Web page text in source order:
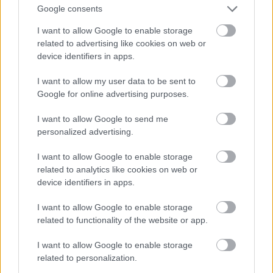
Google consents
I want to allow Google to enable storage
related to advertising like cookies on web or
device identifiers in apps.
I want to allow my user data to be sent to
Google for online advertising purposes.
I want to allow Google to send me
personalized advertising.
I want to allow Google to enable storage
related to analytics like cookies on web or
device identifiers in apps.
I want to allow Google to enable storage
related to functionality of the website or app.
I want to allow Google to enable storage
related to personalization.
t.csilla
8 éve
Ez iszonyat hosszú. Melyik részére vagy kíváncsi?
Röviden arról szól, hogy egy személyt, Randy Wallt
kiközösítették valami bűne miatt, ami nyilvánvalóan
a gyülekezeti szabályokba ütközött - és amiről
tudott - és ezt nem bánta meg. A kizárását valami
oknál fogva igazságtalannak tartotta, így bírósághoz
fordult, mivel a Tanú üzletfelei elfordultak tőle, és
így őt anyagi kár érte ezzel.
A bíróság elutasította a keresetet, mivel a
gyülekezeti tagság nem egy jogi kapcsolat, és nem
hozhatnak ítéletet egy amúgy önkéntes tagság
Kb ennyi a lényege.